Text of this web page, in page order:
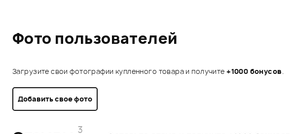
Фото пользователей
Загрузите свои фотографии купленного товара и получите+1000 бонусов.
Добавить свое фото
3